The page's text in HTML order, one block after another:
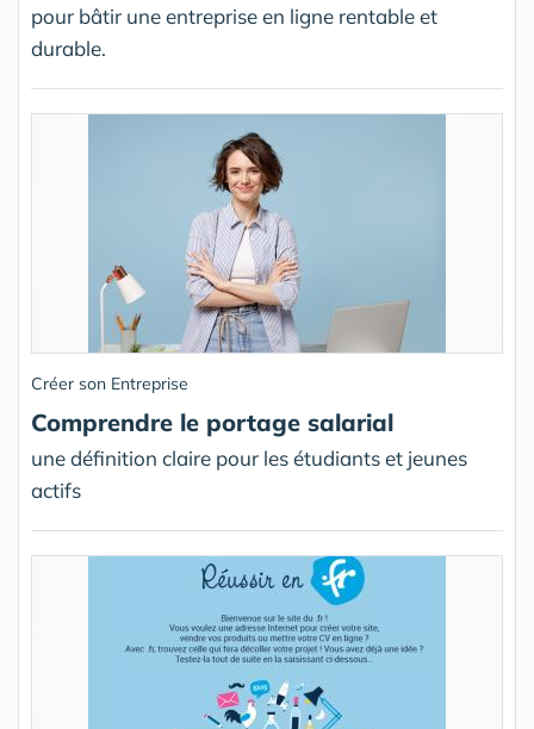
pour bâtir une entreprise en ligne rentable et
durable.
Créer son Entreprise
Comprendre le portage salarial
une définition claire pour les étudiants et jeunes
actifs